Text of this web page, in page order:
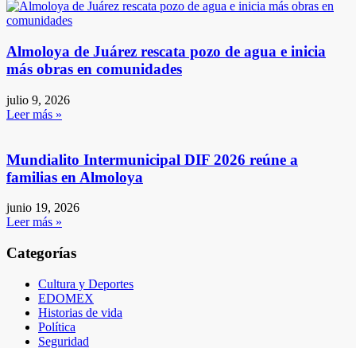
Almoloya de Juárez rescata pozo de agua e inicia
más obras en comunidades
julio 9, 2026
Leer más »
Mundialito Intermunicipal DIF 2026 reúne a
familias en Almoloya
junio 19, 2026
Leer más »
Categorías
Cultura y Deportes
EDOMEX
Historias de vida
Política
Seguridad